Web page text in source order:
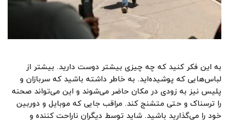
به این فکر کنید که چه چیزی بیشتر دوست دارید. بیشتر از
لباس‌هایی که پوشیده‌اید. به خاطر داشته باشید که سربازان و
پلیس نیز به زودی در مکان حاضر می‌شوند و این می‌تواند صحنه
را ترسناک و حتی متشنج کند. مراقب جایی که موبایل و دوربین
خود را می‌گذارید باشید. شاید توسط دیگران ناراحت کننده و